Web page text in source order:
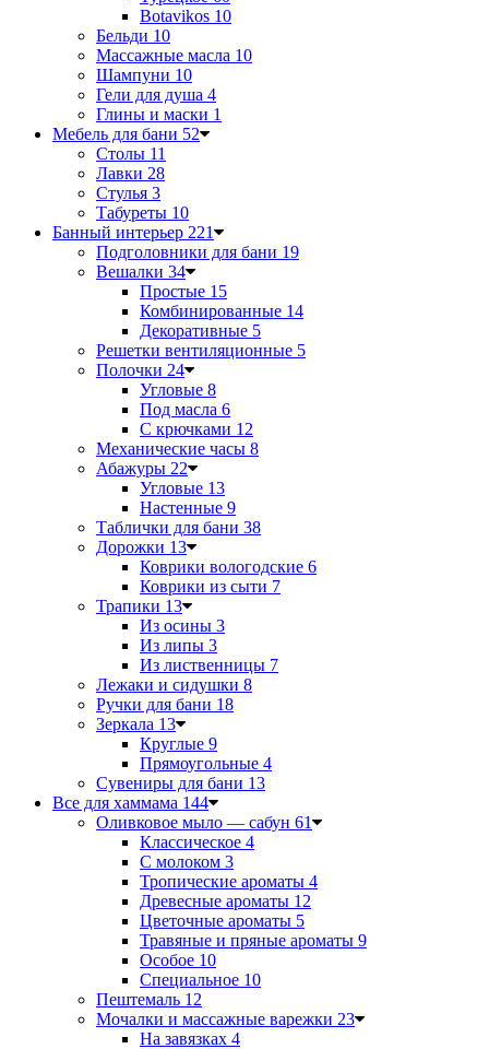
Botavikos 10
Бельди 10
Массажные масла 10
Шампуни 10
Гели для душа 4
Глины и маски 1
Мебель для бани 52
Столы 11
Лавки 28
Стулья 3
Табуреты 10
Банный интерьер 221
Подголовники для бани 19
Вешалки 34
Простые 15
Комбинированные 14
Декоративные 5
Решетки вентиляционные 5
Полочки 24
Угловые 8
Под масла 6
С крючками 12
Механические часы 8
Абажуры 22
Угловые 13
Настенные 9
Таблички для бани 38
Дорожки 13
Коврики вологодские 6
Коврики из сыти 7
Трапики 13
Из осины 3
Из липы 3
Из лиственницы 7
Лежаки и сидушки 8
Ручки для бани 18
Зеркала 13
Круглые 9
Прямоугольные 4
Сувениры для бани 13
Все для хаммама 144
Оливковое мыло — сабун 61
Классическое 4
С молоком 3
Тропические ароматы 4
Древесные ароматы 12
Цветочные ароматы 5
Травяные и пряные ароматы 9
Особое 10
Специальное 10
Пештемаль 12
Мочалки и массажные варежки 23
На завязках 4